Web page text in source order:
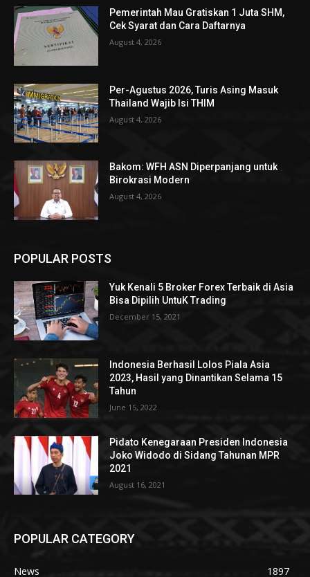
Pemerintah Mau Gratiskan 1 Juta SHM,
Cek Syarat dan Cara Daftarnya
August 4, 2026
Per-Agustus 2026, Turis Asing Masuk
Thailand Wajib Isi THIM
August 4, 2026
Bakom: WFH ASN Diperpanjang untuk
Birokrasi Modern
August 4, 2026
POPULAR POSTS
Yuk Kenali 5 Broker Forex Terbaik di Asia
Bisa Dipilih UntuK Trading
December 15, 2021
Indonesia Berhasil Lolos Piala Asia
2023, Hasil yang Dinantikan Selama 15
Tahun
June 15, 2022
Pidato Kenegaraan Presiden Indonesia
Joko Widodo di Sidang Tahunan MPR
2021
August 16, 2021
POPULAR CATEGORY
News
1897